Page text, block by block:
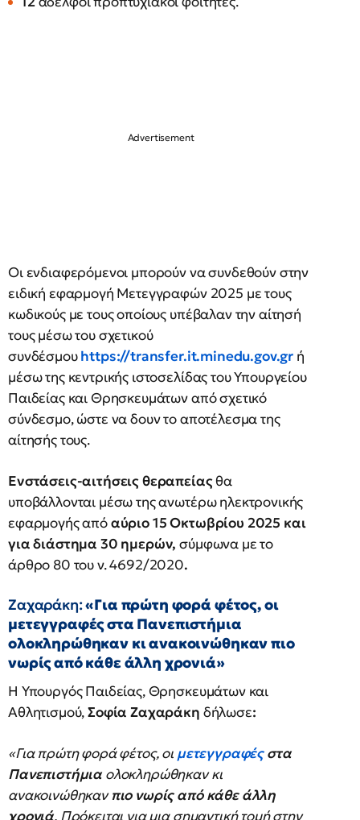
Οι ενδιαφερόμενοι μπορούν να συνδεθούν στην
ειδική εφαρμογή Μετεγγραφών 2025 με τους
κωδικούς με τους οποίους υπέβαλαν την αίτησή
τους μέσω του σχετικού
συνδέσμουhttps://transfer.it.minedu.gov.gr ή
μέσω της κεντρικής ιστοσελίδας του Υπουργείου
Παιδείας και Θρησκευμάτων από σχετικό
σύνδεσμο, ώστε να δουν το αποτέλεσμα της
αίτησής τους.
Ενστάσεις-αιτήσεις θεραπείαςθα
υποβάλλονται μέσω της ανωτέρω ηλεκτρονικής
εφαρμογής απόαύριο 15 Οκτωβρίου 2025 και
για διάστημα 30 ημερών,σύμφωνα με το
άρθρο 80 του ν. 4692/2020.
Ζαχαράκη:«Για πρώτη φορά φέτος, οι
μετεγγραφές στα Πανεπιστήμια
ολοκληρώθηκαν κι ανακοινώθηκαν πιο
νωρίς από κάθε άλλη χρονιά»
Η Υπουργός Παιδείας, Θρησκευμάτων και
Αθλητισμού,Σοφία Ζαχαράκη δήλωσε:
«Για πρώτη φορά φέτος, οι μετεγγραφέςστα
Πανεπιστήμιαολοκληρώθηκαν κι
ανακοινώθηκανπιο νωρίς από κάθε άλλη
χρονιά. Πρόκειται για μια σημαντική τομή στην